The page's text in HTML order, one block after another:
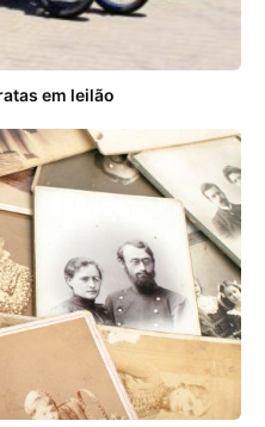
em leilão